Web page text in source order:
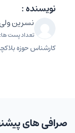
نویسنده :
نسرین
تعداد پست ها: 17
کارشناس حوزه
صرافی های